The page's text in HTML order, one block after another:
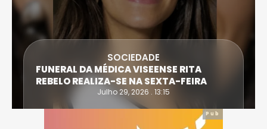
SOCIEDADE
FUNERAL DA MÉDICA VISEENSE RITA
REBELO REALIZA-SE NA SEXTA-FEIRA
Julho 29, 2026 . 13:15
Pub